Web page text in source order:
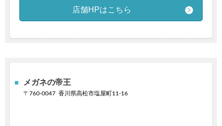
店舗HPはこちら
メガネの帝王
〒 760-0047 香川県高松市塩屋町11-16